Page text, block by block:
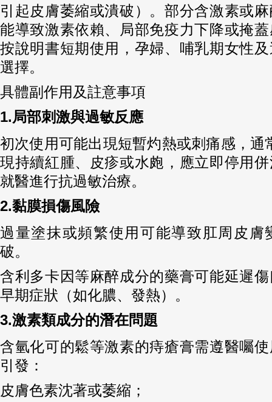
引起皮膚萎縮或潰破）。部分含激素或
能導致激素依賴、局部免疫力下降或掩
按說明書短期使用，孕婦、哺乳期女性
選擇。
具體副作用及註意事項
1.局部刺激與過敏反應
初次使用可能出現短暫灼熱或刺痛感，通
現持續紅腫、皮疹或水皰，應立即停用
就醫進行抗過敏治療。
2.黏膜損傷風險
過量塗抹或頻繁使用可能導致肛周皮膚
破。
含利多卡因等麻醉成分的藥膏可能延遲
早期症狀（如化膿、發熱）。
3.激素類成分的潛在問題
含氫化可的鬆等激素的痔瘡膏需遵醫囑
引發：
皮膚色素沈著或萎縮；